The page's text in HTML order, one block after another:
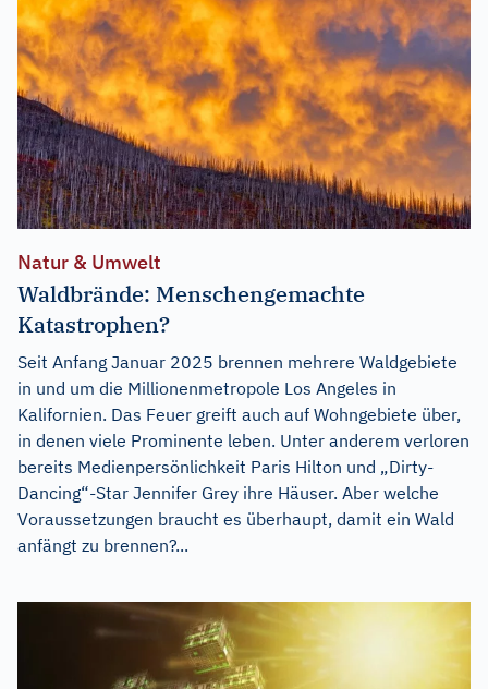
Natur & Umwelt
Waldbrände: Menschengemachte
Katastrophen?
Seit Anfang Januar 2025 brennen mehrere Waldgebiete
in und um die Millionenmetropole Los Angeles in
Kalifornien. Das Feuer greift auch auf Wohngebiete über,
in denen viele Prominente leben. Unter anderem verloren
bereits Medienpersönlichkeit Paris Hilton und „Dirty-
Dancing“-Star Jennifer Grey ihre Häuser. Aber welche
Voraussetzungen braucht es überhaupt, damit ein Wald
anfängt zu brennen?...